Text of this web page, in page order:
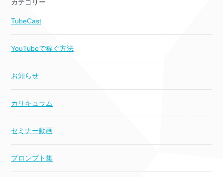
カテゴリー
TubeCast
YouTubeで稼ぐ方法
お知らせ
カリキュラム
セミナー動画
プロンプト集